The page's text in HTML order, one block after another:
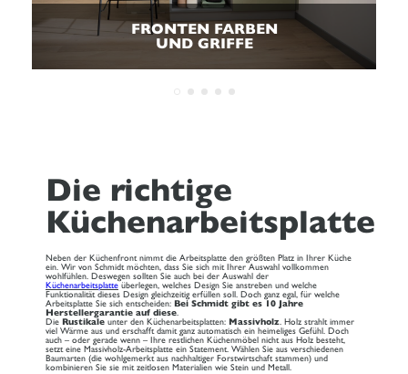
FRONTEN FARBEN
UND GRIFFE
Die richtige
Küchenarbeitsplatte
Neben der Küchenfront nimmt die Arbeitsplatte den größten Platz in Ihrer Küche
ein. Wir von Schmidt möchten, dass Sie sich mit Ihrer Auswahl vollkommen
wohlfühlen. Deswegen sollten Sie auch bei der Auswahl der
Küchenarbeitsplatteüberlegen, welches Design Sie anstreben und welche
Funktionalität dieses Design gleichzeitig erfüllen soll. Doch ganz egal, für welche
Arbeitsplatte Sie sich entscheiden: Bei Schmidt gibt es 10 Jahre
Herstellergarantie auf diese
Die Rustikale unter den Küchenarbeitsplatten: Massivholz . Holz strahlt immer
viel Wärme aus und erschafft damit ganz automatisch ein heimeliges Gefühl. Doch
auch – oder gerade wenn – Ihre restlichen Küchenmöbel nicht aus Holz besteht,
setzt eine Massivholz-Arbeitsplatte ein Statement. Wählen Sie aus verschiedenen
Baumarten (die wohlgemerkt aus nachhaltiger Forstwirtschaft stammen) und
kombinieren Sie sie mit zeitlosen Materialien wie Stein und Metall.